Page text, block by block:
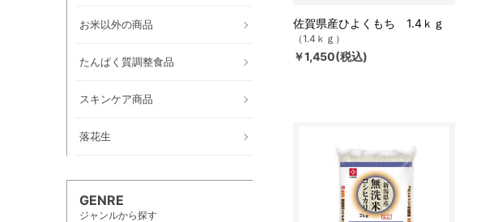
お米以外の商品
たんぱく質調整食品
スキンケア商品
落花生
GENRE
ジャンルから探す
佐賀県産ひよくもち 1.4ｋｇ
（1.4ｋｇ）
￥1,450(税込)